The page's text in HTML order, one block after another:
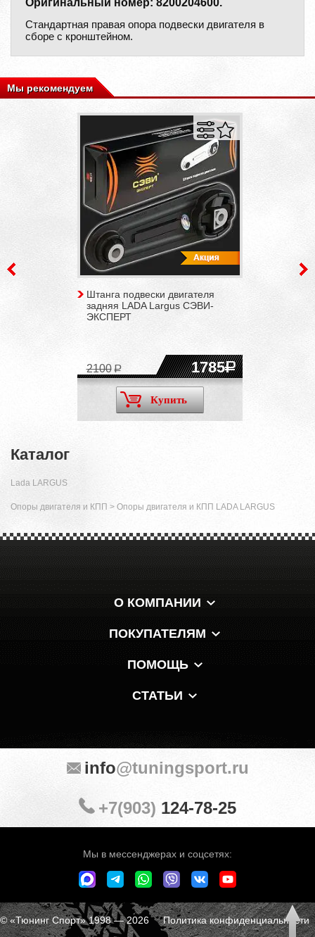
Стандартная правая опора подвески двигателя в
сборе с кронштейном.
Мы рекомендуем
Штанга подвески двигателя
задняя LADA Largus СЭВИ-
ЭКСПЕРТ
1785
2100
Купить
Каталог
Lada LARGUS
Опоры двигателя и КПП > Опоры двигателя и КПП LADA LARGUS
О КОМПАНИИ
ПОКУПАТЕЛЯМ
ПОМОЩЬ
СТАТЬИ
Мы в мессенджерах и соцсетях:
info@tuningsport.ru
+7(903) 124-78-25
© «Тюнинг Спорт» 1998 — 2026Политика конфиденциальности